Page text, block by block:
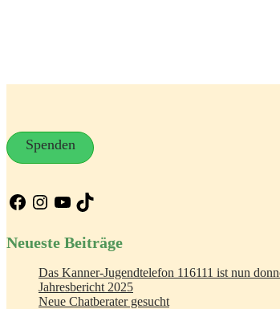
Spenden
Facebook
Instagram
YouTube
TikTok
Neueste Beiträge
Das Kanner-Jugendtelefon 116111 ist nun
Jahresbericht 2025
Neue Chatberater gesucht